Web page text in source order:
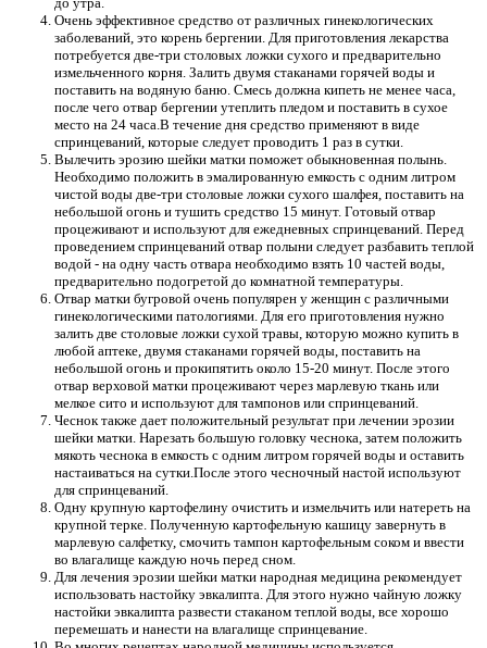
Очень эффективное средство от различных гинекологических
заболеваний, это корень бергении. Для приготовления лекарства
потребуется две-три столовых ложки сухого и предварительно
измельченного корня. Залить двумя стаканами горячей воды и
поставить на водяную баню. Смесь должна кипеть не менее часа,
после чего отвар бергении утеплить пледом и поставить в сухое
место на 24 часа.В течение дня средство применяют в виде
спринцеваний, которые следует проводить 1 раз в сутки.
Вылечить эрозию шейки матки поможет обыкновенная полынь.
Необходимо положить в эмалированную емкость с одним литром
чистой воды две-три столовые ложки сухого шалфея, поставить на
небольшой огонь и тушить средство 15 минут. Готовый отвар
процеживают и используют для ежедневных спринцеваний. Перед
проведением спринцеваний отвар полыни следует разбавить теплой
водой - на одну часть отвара необходимо взять 10 частей воды,
предварительно подогретой до комнатной температуры.
Отвар матки бугровой очень популярен у женщин с различными
гинекологическими патологиями. Для его приготовления нужно
залить две столовые ложки сухой травы, которую можно купить в
любой аптеке, двумя стаканами горячей воды, поставить на
небольшой огонь и прокипятить около 15-20 минут. После этого
отвар верховой матки процеживают через марлевую ткань или
мелкое сито и используют для тампонов или спринцеваний.
Чеснок также дает положительный результат при лечении эрозии
шейки матки. Нарезать большую головку чеснока, затем положить
мякоть чеснока в емкость с одним литром горячей воды и оставить
настаиваться на сутки.После этого чесночный настой используют
для спринцеваний.
Одну крупную картофелину очистить и измельчить или натереть на
крупной терке. Полученную картофельную кашицу завернуть в
марлевую салфетку, смочить тампон картофельным соком и ввести
во влагалище каждую ночь перед сном.
Для лечения эрозии шейки матки народная медицина рекомендует
использовать настойку эвкалипта. Для этого нужно чайную ложку
настойки эвкалипта развести стаканом теплой воды, все хорошо
перемешать и нанести на влагалище спринцевание.